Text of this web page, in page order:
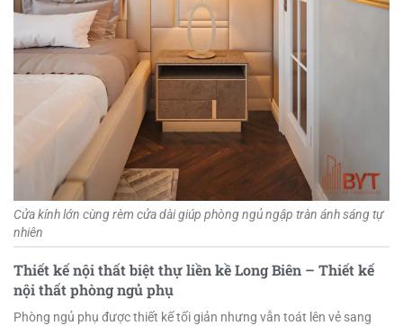
Cửa kính lớn cùng rèm cửa dài giúp phòng ngủ ngập tràn ánh sáng tự
nhiên
Thiết kế nội thất biệt thự liền kề Long Biên – Thiết kế
nội thất phòng ngủ phụ
Phòng ngủ phụ được thiết kế tối giản nhưng vẫn toát lên vẻ sang